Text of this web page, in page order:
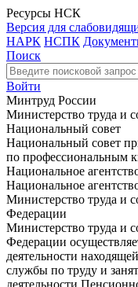
Ресурсы НСК
Версия для
НАРК НСПК
Поиск
Войти
Минтруд России
Министерство труда и
Национальный совет
Национальный совет
по профессиональным
Национальное
Национальное
Министерство труда и
Федерации
Министерство труда и
Федерации
деятельности
службы по труду и
деятельности